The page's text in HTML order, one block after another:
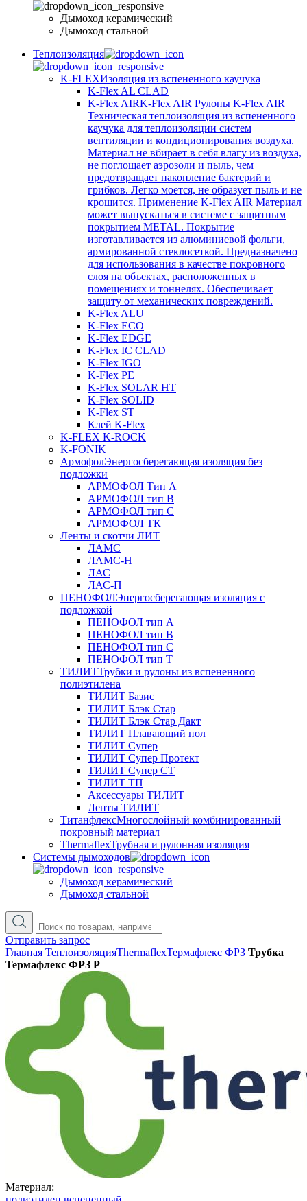
Дымоход керамический
Дымоход стальной
Теплоизоляция
K-FLEXИзоляция из вспененного каучука
K-Flex AL CLAD
K-Flex AIRK-Flex AIR Рулоны K-Flex AIR
Техническая теплоизоляция из вспененного
каучука для теплоизоляции систем
вентиляции и кондиционирования воздуха.
Материал не вбирает в себя влагу из воздуха,
не поглощает аэрозоли и пыль, чем
предотвращает накопление бактерий и
грибков. Легко моется, не образует пыль и не
крошится. Применение K-Flex AIR Материал
может выпускаться в системе c защитным
покрытием METAL. Покрытие
изготавливается из алюминиевой фольги,
армированной стеклосеткой. Предназначено
для использования в качестве покровного
слоя на объектах, расположенных в
помещениях и тоннелях. Обеспечивает
защиту от механических повреждений.
K-Flex ALU
K-Flex ECO
K-Flex EDGE
K-Flex IC CLAD
K-Flex IGO
K-Flex PE
K-Flex SOLAR HT
K-Flex SOLID
K-Flex ST
Клей K-Flex
K-FLEX K-ROCK
K-FONIK
АрмофолЭнергосберегающая изоляция без
подложки
АРМОФОЛ Тип А
АРМОФОЛ тип В
АРМОФОЛ тип C
АРМОФОЛ ТК
Ленты и скотчи ЛИТ
ЛАМС
ЛАМС-Н
ЛАС
ЛАС-П
ПЕНОФОЛЭнергосберегающая изоляция с
подложкой
ПЕНОФОЛ тип А
ПЕНОФОЛ тип B
ПЕНОФОЛ тип C
ПЕНОФОЛ тип T
ТИЛИТТрубки и рулоны из вспененного
полиэтилена
ТИЛИТ Базис
ТИЛИТ Блэк Стар
ТИЛИТ Блэк Стар Дакт
ТИЛИТ Плавающий пол
ТИЛИТ Супер
ТИЛИТ Супер Протект
ТИЛИТ Супер СТ
ТИЛИТ ТП
Аксессуары ТИЛИТ
Ленты ТИЛИТ
ТитанфлексМногослойный комбинированный
покровный материал
ThermaflexТрубная и рулонная изоляция
Cистемы дымоходов
Дымоход керамический
Дымоход стальной
Отправить запрос
Главная ТеплоизоляцияThermaflexТермафлекс ФРЗ Трубка
Термафлекс ФРЗ P
Материал: